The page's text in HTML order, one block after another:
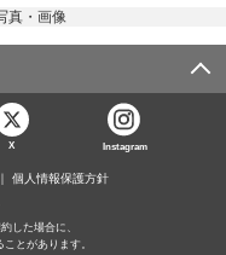
真・画像
X Instagram
個人情報保護方針
した場合に、
とがあります。